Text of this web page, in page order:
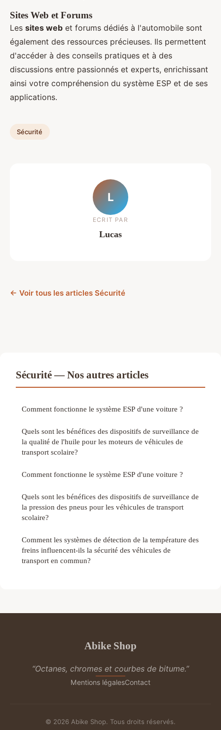
Sites Web et Forums
Les sites web et forums dédiés à l'automobile sont
également des ressources précieuses. Ils permettent
d'accéder à des conseils pratiques et à des
discussions entre passionnés et experts, enrichissant
ainsi votre compréhension du système ESP et de ses
applications.
Sécurité
L
ECRIT PAR
Lucas
← Voir tous les articles Sécurité
Sécurité — Nos autres articles
Comment fonctionne le système ESP d'une voiture ?
Quels sont les bénéfices des dispositifs de surveillance de
la qualité de l'huile pour les moteurs de véhicules de
transport scolaire?
Comment fonctionne le système ESP d'une voiture ?
Quels sont les bénéfices des dispositifs de surveillance de
la pression des pneus pour les véhicules de transport
scolaire?
Comment les systèmes de détection de la température des
freins influencent-ils la sécurité des véhicules de
transport en commun?
Abike Shop
“Octanes, chromes et courbes de bitume.”
Mentions légalesContact
© 2026 Abike Shop. Tous droits réservés.